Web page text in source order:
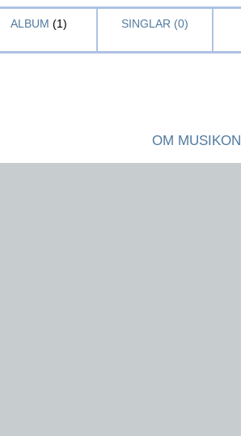
ALBUM (1) SINGLAR (0)
OM MUSIKON